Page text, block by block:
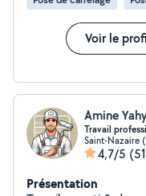
Voir le
Amine
Travail
Saint-Nazaire
4,7/5
Présentation